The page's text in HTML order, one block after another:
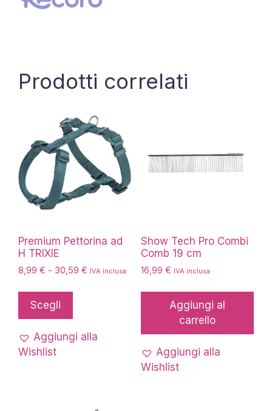
Prodotti correlati
Premium Pettorina ad
H TRIXIE
8,99 € - 30,59 € Fascia
a
IVA inclusa
Scegli
ha
più
Aggiungi alla
Wishlist
Show Tech Pro Combi
Comb 19 cm
16,99 € IVA inclusa
Aggiungi al
carrello
Aggiungi alla
Wishlist